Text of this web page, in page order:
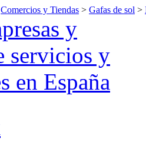
Comercios y Tiendas > Gafas de sol >